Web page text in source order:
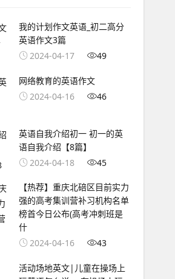
我的计划作文英语_初二高分
英语作文3篇
2024-04-17
49
网络教育的英语作文
2024-04-16
46
英语自我介绍初一 初一的英
语自我介绍【8篇】
2024-04-18
45
【热荐】重庆北碚区目前实力
强的高考集训营补习机构名单
榜首今日公布(高考冲刺班是
什
2024-04-16
43
活动场地英文|儿童在操场上